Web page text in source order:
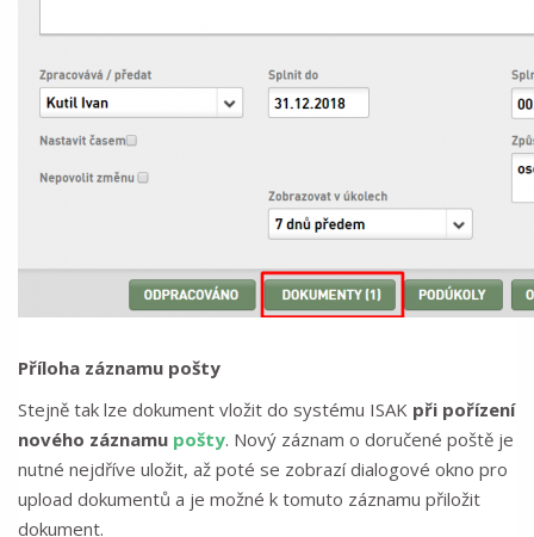
Příloha záznamu pošty
Stejně tak lze dokument vložit do systému ISAK při pořízení
nového záznamu pošty. Nový záznam o doručené poště je
nutné nejdříve uložit, až poté se zobrazí dialogové okno pro
upload dokumentů a je možné k tomuto záznamu přiložit
dokument.